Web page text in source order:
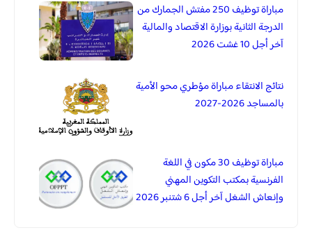
مباراة توظيف 250 مفتش الجمارك من
الدرجة الثانية بوزارة الاقتصاد والمالية
آخر أجل 10 غشت 2026
نتائج الانتقاء مباراة مؤطري محو الأمية
بالمساجد 2026-2027
مباراة توظيف 30 مكون في اللغة
الفرنسية بمكتب التكوين المهني
وإنعاش الشغل آخر أجل 6 شتنبر 2026